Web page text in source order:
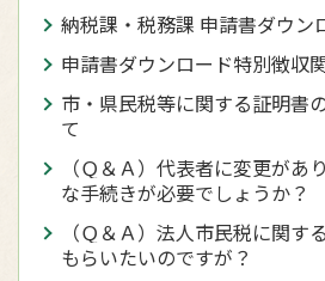
納税課・税務課 申請書ダウン
申請書ダウンロード特別徴収
市・県民税等に関する証明書
て
（Ｑ＆Ａ）代表者に変更があ
な手続きが必要でしょうか？
（Ｑ＆Ａ）法人市民税に関す
もらいたいのですが？